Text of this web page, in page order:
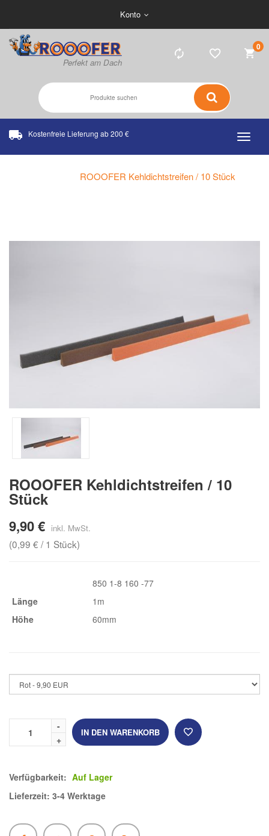
Konto
Kostenfreie Lieferung ab 200 €
0
ROOOFER Kehldichtstreifen / 10 Stück
ROOOFER Kehldichtstreifen / 10
Stück
9,90 €
(0,99 € / 1 Stück)
850 1-8 160 -77
Länge
1m
Höhe
60mm
IN DEN WARENKORB
Verfügbarkeit: Auf Lager
Lieferzeit: 3-4 Werktage